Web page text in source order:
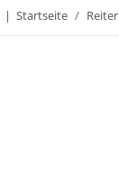
Startseite Reiter